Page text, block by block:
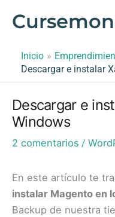
Cursemon
Inicio
Descargar e instalar
Descargar e
Windows
2 comentarios /
En este artículo te
instalar Magento en
Backup de nuestra